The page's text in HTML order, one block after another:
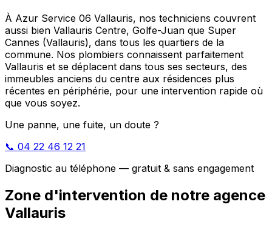
À Azur Service 06 Vallauris, nos techniciens couvrent
aussi bien Vallauris Centre, Golfe-Juan que Super
Cannes (Vallauris), dans tous les quartiers de la
commune. Nos plombiers connaissent parfaitement
Vallauris et se déplacent dans tous ses secteurs, des
immeubles anciens du centre aux résidences plus
récentes en périphérie, pour une intervention rapide où
que vous soyez.
Une panne, une fuite, un doute ?
📞 04 22 46 12 21
Diagnostic au téléphone — gratuit & sans engagement
Zone d'intervention de notre agence
Vallauris